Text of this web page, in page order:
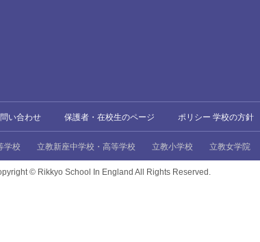
い合わせ 保護者・在校生のページ ポリシー 学校の方針
学校 立教新座中学校・高等学校 立教小学校 立教女学院
© Rikkyo School In England All Rights Reserved.